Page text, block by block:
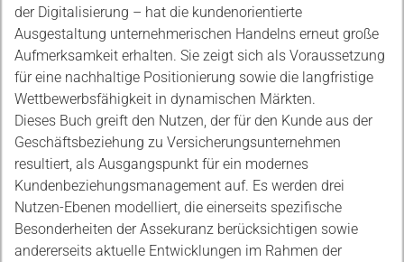
der Digitalisierung – hat die kundenorientierte
Ausgestaltung unternehmerischen Handelns erneut große
Aufmerksamkeit erhalten. Sie zeigt sich als Voraussetzung
für eine nachhaltige Positionierung sowie die langfristige
Wettbewerbsfähigkeit in dynamischen Märkten.
Dieses Buch greift den Nutzen, der für den Kunde aus der
Geschäftsbeziehung zu Versicherungsunternehmen
resultiert, als Ausgangspunkt für ein modernes
Kundenbeziehungsmanagement auf. Es werden drei
Nutzen-Ebenen modelliert, die einerseits spezifische
Besonderheiten der Assekuranz berücksichtigen sowie
andererseits aktuelle Entwicklungen im Rahmen der